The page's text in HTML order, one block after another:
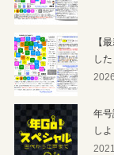
【
した
年
しよ